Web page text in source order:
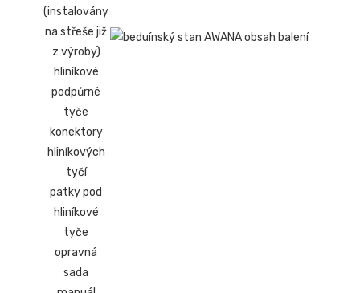
(instalovány
na střeše již
z výroby)
hliníkové
podpůrné
tyče
konektory
hliníkových
tyčí
patky pod
hliníkové
tyče
opravná
sada